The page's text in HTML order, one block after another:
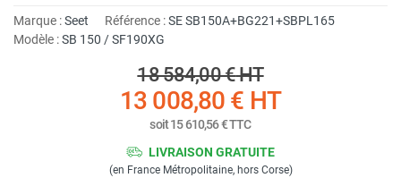
Marque :Seet Référence :SE SB150A+BG221+SBPL165
Modèle :SB 150 / SF190XG
18 584,00 €HT
13 008,80 € HT
soit15 610,56 €TTC
LIVRAISON GRATUITE
(en France Métropolitaine, hors Corse)